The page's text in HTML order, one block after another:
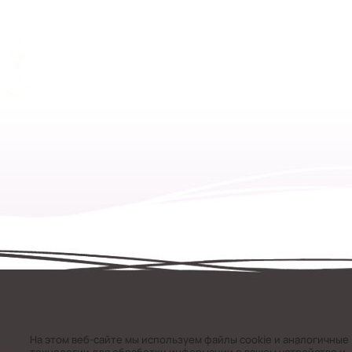
На этом веб-сайте мы используем файлы cookie и аналогичные